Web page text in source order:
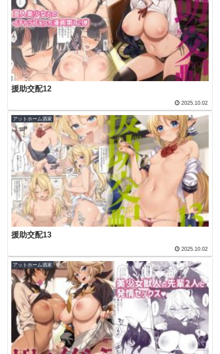
援助交配12
2025.10.02
アットホーム酒家
援助交配13
2025.10.02
アットホーム酒家